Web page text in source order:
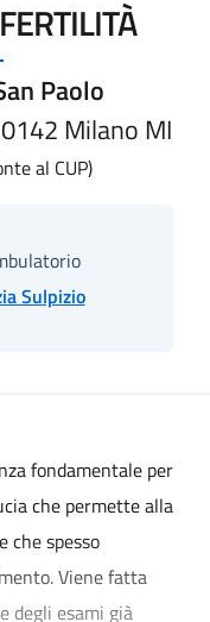
Paolo
Milano MI
al CUP)
Sulpizio
fondamentale per
che permette alla
che spesso
Viene fatta
degli esami già